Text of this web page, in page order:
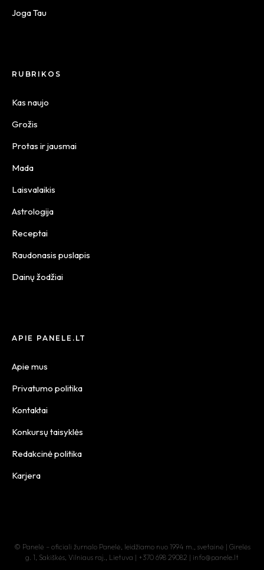
Joga Tau
RUBRIKOS
Kas naujo
Grožis
Protas ir jausmai
Mada
Laisvalaikis
Astrologija
Receptai
Raudonasis puslapis
Dainų žodžiai
APIE PANELE.LT
Apie mus
Privatumo politika
Kontaktai
Konkursų taisyklės
Redakcinė politika
Karjera
© Panelė – oficiali žurnalo Panelė, leidžiamo nuo 1994 m., svetainė | Girelės
g. 1, Sakiškės, Vilniaus raj., Lietuva | +370 698 29082 | info@panele.lt